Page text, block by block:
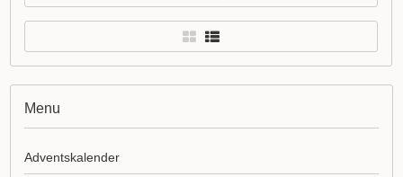
Menu
Adventskalender